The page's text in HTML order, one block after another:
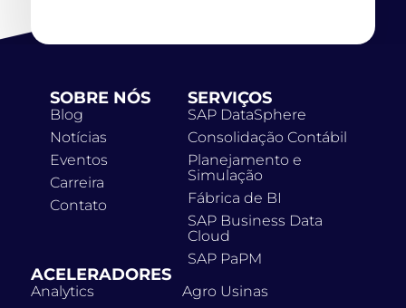
SOBRE NÓS
Blog
Notícias
Eventos
Carreira
Contato
SERVIÇOS
SAP DataSphere
Consolidação Contábil
Planejamento e
Simulação
Fábrica de BI
SAP Business Data
Cloud
SAP PaPM
ACELERADORES
Analytics
Agro Usinas